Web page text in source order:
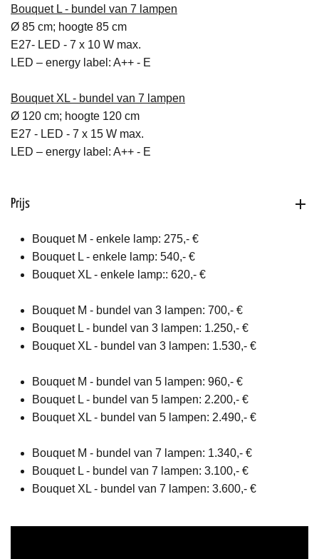
Bouquet L - bundel van 7 lampen
Ø 85 cm; hoogte 85 cm
E27- LED - 7 x 10 W max.
LED – energy label: A++ - E
Bouquet XL - bundel van 7 lampen
Ø 120 cm; hoogte 120 cm
E27 - LED - 7 x 15 W max.
LED – energy label: A++ - E
Prijs
Bouquet M - enkele lamp: 275,- €
Bouquet L - enkele lamp: 540,- €
Bouquet XL - enkele lamp:: 620,- €
Bouquet M - bundel van 3 lampen: 700,- €
Bouquet L - bundel van 3 lampen: 1.250,- €
Bouquet XL - bundel van 3 lampen: 1.530,- €
Bouquet M - bundel van 5 lampen: 960,- €
Bouquet L - bundel van 5 lampen: 2.200,- €
Bouquet XL - bundel van 5 lampen: 2.490,- €
Bouquet M - bundel van 7 lampen: 1.340,- €
Bouquet L - bundel van 7 lampen: 3.100,- €
Bouquet XL - bundel van 7 lampen: 3.600,- €